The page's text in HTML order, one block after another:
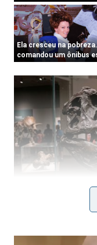
A redução dos